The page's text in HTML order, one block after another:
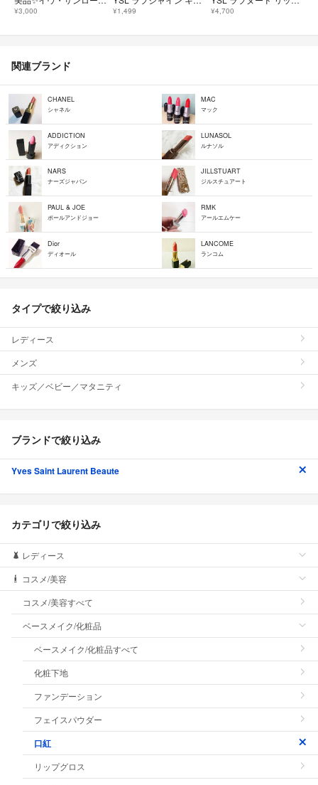
¥3,000 ¥1,499 ¥4,700
関連ブランド
CHANEL
シャネル
MAC
マック
ADDICTION
アディクション
LUNASOL
ルナソル
NARS
ナーズジャパン
JILLSTUART
ジルスチュアート
PAUL & JOE
ポールアンドジョー
RMK
アールエムケー
Dior
ディオール
LANCOME
ランコム
タイプで絞り込み
レディース
メンズ
キッズ／ベビー／マタニティ
ブランドで絞り込み
Yves Saint Laurent Beaute
カテゴリで絞り込み
レディース
コスメ/美容
コスメ/美容すべて
ベースメイク/化粧品
ベースメイク/化粧品すべて
化粧下地
ファンデーション
フェイスパウダー
口紅
リップグロス